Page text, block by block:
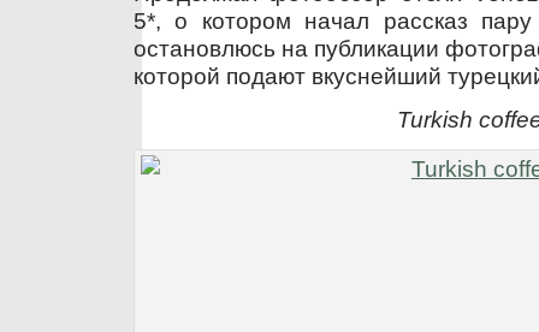
5*, о котором начал рассказ
остановлюсь на публикации
которой подают вкуснейший
Turkish